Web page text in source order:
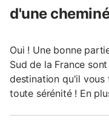
d'une
Oui ! Une bonne
Sud de la France
destination qu'il vous
toute sérénité ! En